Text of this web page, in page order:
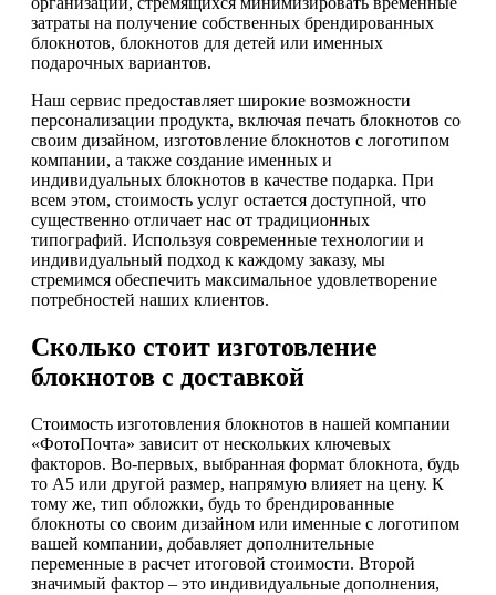
затраты на получение собственных брендированных
блокнотов, блокнотов для детей или именных
подарочных вариантов.
Наш сервис предоставляет широкие возможности
персонализации продукта, включая печать блокнотов со
своим дизайном, изготовление блокнотов с логотипом
компании, а также создание именных и
индивидуальных блокнотов в качестве подарка. При
всем этом, стоимость услуг остается доступной, что
существенно отличает нас от традиционных
типографий. Используя современные технологии и
индивидуальный подход к каждому заказу, мы
стремимся обеспечить максимальное удовлетворение
потребностей наших клиентов.
Сколько стоит изготовление
блокнотов с доставкой
Стоимость изготовления блокнотов в нашей компании
«ФотоПочта» зависит от нескольких ключевых
факторов. Во-первых, выбранная формат блокнота, будь
то А5 или другой размер, напрямую влияет на цену. К
тому же, тип обложки, будь то брендированные
блокноты со своим дизайном или именные с логотипом
вашей компании, добавляет дополнительные
переменные в расчет итоговой стоимости. Второй
значимый фактор – это индивидуальные дополнения,